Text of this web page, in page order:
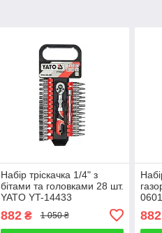
Набір тріскачка 1/4" з
бітами та головками 28 шт.
YATO YT-14433
882₴ 1 050 ₴ 882